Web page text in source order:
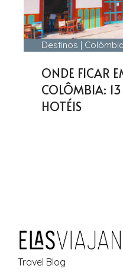
Destinos | Colômbia
ONDE FICAR
COLÔMBIA:
HOTÉIS
Travel Blog